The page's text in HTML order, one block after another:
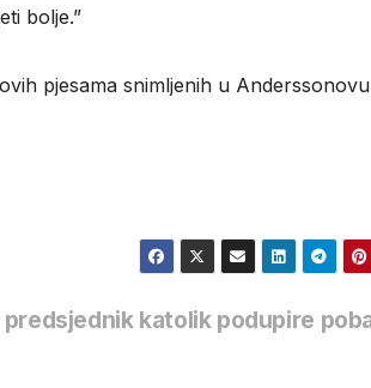
bolje.”
pjesama snimljenih u Anderssonovu
katolik podupire